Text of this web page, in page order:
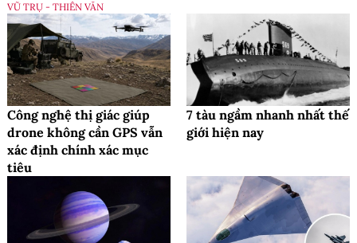
VŨ TRỤ - THIÊN VĂN
Công nghệ thị giác giúp
drone không cần GPS vẫn
xác định chính xác mục
tiêu
7 tàu ngầm nhanh nhất thế
giới hiện nay